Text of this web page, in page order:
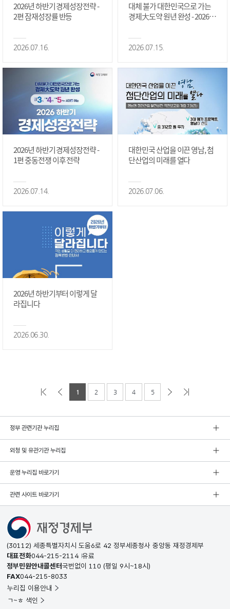
2026년 하반기 경제성장전략 -
2편 잠재성장률 반등
2026.07.16.
대체 불가 대한민국으로 가는
경제大도약 원년 완성 - 2026 하
2026.07.15.
2026년 하반기 경제성장전략 -
1편 중동전쟁 이후 전략
2026.07.14.
대한민국 산업을 이끈 영남, 첨
단산업의 미래를 열다
2026.07.06.
2026년 하반기부터 이렇게 달
라집니다
2026.06.30.
1 2 3 4 5
정부 관련기관 누리집
외청 및 유관기관 누리집
운영 누리집 바로가기
관련 사이트 바로가기
(30112) 세종특별자치시 도움6로 42 정부세종청사 중앙동 재정경제부
대표전화044-215-2114 유료
정부민원안내콜센터국번없이 110 (평일 9시~18시)
FAX044-215-8033
누리집 이용안내
ㄱ~ㅎ 색인